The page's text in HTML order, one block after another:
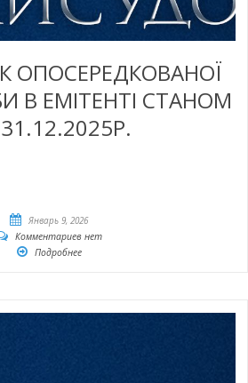
ОПОСЕРЕДКОВАНОЇ
В ЕМІТЕНТІ СТАНОМ
Январь 9, 2026
Комментариев нет
Подробнее